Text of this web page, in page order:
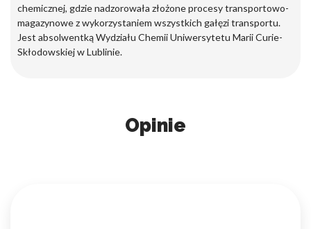
chemicznej, gdzie nadzorowała złożone procesy transportowo-
magazynowe z wykorzystaniem wszystkich gałęzi transportu.
Jest absolwentką Wydziału Chemii Uniwersytetu Marii Curie-
Skłodowskiej w Lublinie.
Opinie